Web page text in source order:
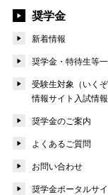
奨学金
新着情報
奨学金・特待生等
受験生対象（いく
情報サイト入試情報
奨学金のご案内
よくあるご質問
お問い合わせ
奨学金ポータルサイ